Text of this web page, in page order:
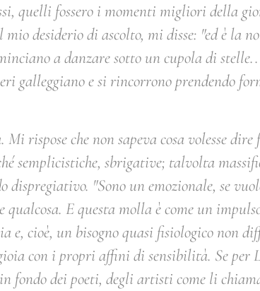
quelli fossero i momenti migliori della
desiderio di ascolto, mi disse: "ed è la
a danzare sotto un cupola di
galleggiano e si rincorrono prendendo
Mi rispose che non sapeva cosa volesse
semplicistiche, sbrigative; talvolta
dispregiativo. "Sono un emozionale, se
qualcosa. E questa molla è come un
e, cioè, un bisogno quasi fisiologico non
con i propri affini di sensibilità. Se per
fondo dei poeti, degli artisti come li